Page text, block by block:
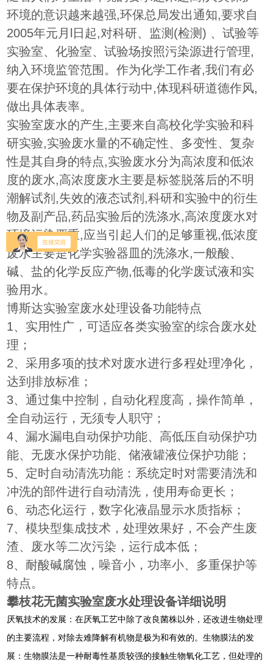
环境的意识越来越强,环保总局发出通知,要求自
2005年元月l日起,对科研、监测(检测) 、试验等
实验室、化验室、试验场按照污染源进行管理,
纳入环境监管范围。作为化学工作者,我们有必
要在保护环境的具体行动中,体现科研道德作风,
做出具体表率。
实验室废水的产生,主要来自高校化学实验和科
研实验,实验废水量的不确定性、多变性、复杂
性是其自身的特点,实验废水分为高浓度和低浓
度的废水,高浓度废水主要是标签脱落后的不明
潮解试剂,失效的液态试剂,科研和实验中的衍生
物及副产品,药品实验后的洗涤水,高浓度废水对
环境污染严重,应当引起人们的足够重视,低浓度
废水主要是化学实验器皿的洗涤水,一般酸、
碱、盐的化学反应产物,低毒的化学废试液和实
验用水。
博斯达实验室废水处理设备功能特点
1、实用性广，可适应各类实验室的综合废水处
理；
2、采用多项的技术对废水进行多程处理净化，
达到排放标准；
3、通过集中控制，自动化程度高，操作简单，
全自动运行，无须专人职守；
4、漏水漏电自动保护功能、高低压自动保护功
能、无废水保护功能、储液罐液位保护功能；
5、定时自动清洗功能：系统定时对需要清洗和
冲洗的部件进行自动清洗，使用寿命更长；
6、动态化运行，数字化液晶显示水质指标；
7、模块型集成技术，处理效果好，不会产生废
渣、废水等二次污染，运行成本低；
8、耐酸碱腐蚀，噪音小，功率小、多重保护等
特点。
攀枝花无菌实验室废水处理设备详细说明
厌氧技术的发展：在厌氧工艺中除了改良菌株以外，还改进生物处理
的主要流程，对除去难降解有机物是极为和有效的。生物膜法的发
展：生物膜法是一种耐毒性基质较强的接触生物氧化工艺，但处理的